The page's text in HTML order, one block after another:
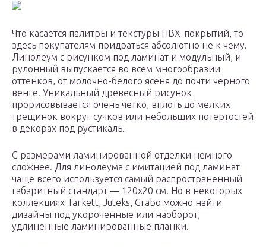
Что касается палитры и текстуры ПВХ-покрытий, то
здесь покупателям придраться абсолютно не к чему.
Линолеум с рисунком под ламинат и модульный, и
рулонный выпускается во всем многообразии
оттенков, от молочно-белого ясеня до почти черного
венге. Уникальный древесный рисунок
прорисовывается очень четко, вплоть до мелких
трещинок вокруг сучков или небольших потертостей
в декорах под рустикаль.
С размерами ламинированной отделки немного
сложнее. Для линолеума с имитацией под ламинат
чаще всего используется самый распространенный
габаритный стандарт — 120х20 см. Но в некоторых
коллекциях Tarkett, Juteks, Grabo можно найти
дизайны под укороченные или наоборот,
удлиненные ламинированные планки.